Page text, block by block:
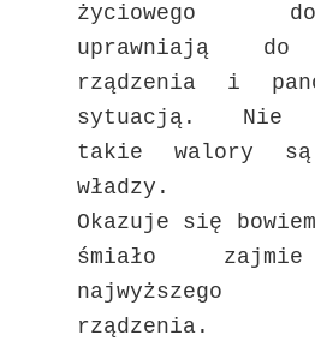
życiowego
uprawniają do
rządzenia i
sytuacją. Nie
takie walory są
władzy.
Okazuje się
śmiało
najwyższego
rządzenia.